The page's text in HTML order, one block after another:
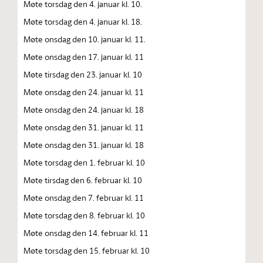
Møte torsdag den 4. januar kl. 10.
Møte torsdag den 4. januar kl. 18.
Møte onsdag den 10. januar kl. 11.
Møte onsdag den 17. januar kl. 11
Møte tirsdag den 23. januar kl. 10
Møte onsdag den 24. januar kl. 11
Møte onsdag den 24. januar kl. 18
Møte onsdag den 31. januar kl. 11
Møte onsdag den 31. januar kl. 18
Møte torsdag den 1. februar kl. 10
Møte tirsdag den 6. februar kl. 10
Møte onsdag den 7. februar kl. 11
Møte torsdag den 8. februar kl. 10
Møte onsdag den 14. februar kl. 11
Møte torsdag den 15. februar kl. 10